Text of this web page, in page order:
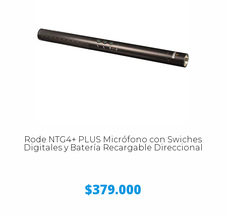
Rode NTG4+ PLUS Micrófono con Swiches
Digitales y Batería Recargable Direccional
$379.000